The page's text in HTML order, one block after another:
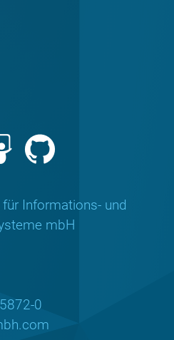
Informations- und
mbH
0